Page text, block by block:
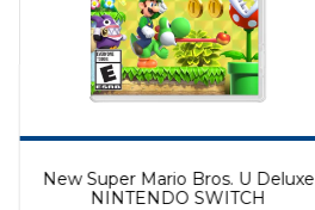
New Super Mario Bros. U Deluxe
NINTENDO SWITCH